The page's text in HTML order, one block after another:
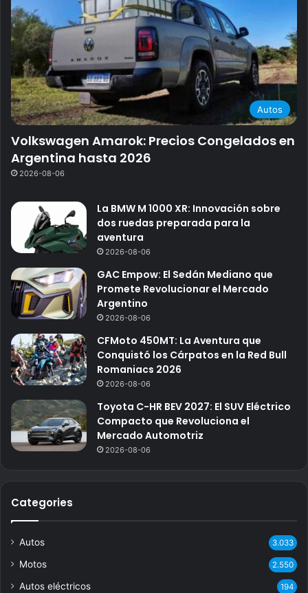
Autos
Volkswagen Amarok: Precios Congelados en
Argentina hasta 2026
2026-08-06
La BMW M 1000 XR: Innovación sobre
dos ruedas preparada para la
aventura
2026-08-06
GAC Empow: El Sedán Mediano que
Promete Revolucionar el Mercado
Argentino
2026-08-06
CFMoto 450MT: La Aventura que
Conquistó los Cárpatos en la Red Bull
Romaniacs 2026
2026-08-06
Toyota C-HR BEV 2027: El SUV Eléctrico
Compacto que Revoluciona el
Mercado Automotriz
2026-08-06
Categories
Autos 3.033
Motos 2.550
Autos eléctricos 194